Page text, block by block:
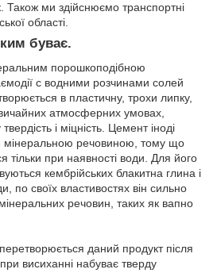
Також ми здійснюємо транспортні
області.
буває.
порошкоподібною
c водними розчинами солей
в пластичну, трохи липку,
атмосферних умовах,
і міцність. Цемент іноді
мінеральною речовиною, тому що
тільки при наявності води. Для його
кембрійських блакитна глина і
по своїх властивостях він сильно
мінеральних речовин, таких як вапно
даний продукт після
висиханні набуває тверду